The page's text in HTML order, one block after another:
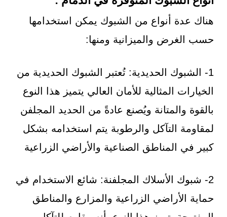
هناك عدة أنواع من الشبوك يمكن استخدامها
حسب الغرض والميزانية ومنها:
1- الشبوك الحديدية: تُعتبر الشبوك الحديدية من
الخيارات المثالية للأمان العالي يتميز هذا النوع
بالقوة والمتانة ويُصنع عادةً من الحديد المجلفن
لمقاومة التآكل والرطوبة يتم استخدامه بشكل
كبير في المناطق الصناعية والأراضي الزراعية
2- شبوك الأسلاك المجلفنة: شائع الاستخدام في
حماية الأراضي الزراعية والمزارع والمناطق